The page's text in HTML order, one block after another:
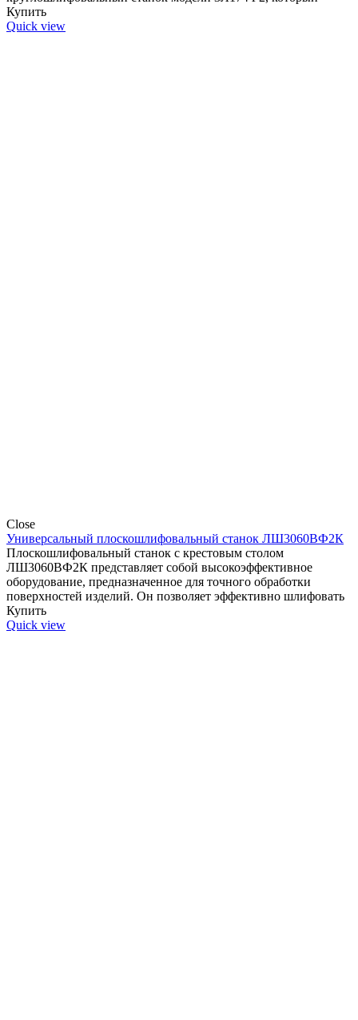
Купить
Quick view
Close
Универсальный плоскошлифовальный станок ЛШ3060ВФ2К
Плоскошлифовальный станок с крестовым столом
ЛШ3060ВФ2К представляет собой высокоэффективное
оборудование, предназначенное для точного обработки
поверхностей изделий. Он позволяет эффективно шлифовать
Купить
Quick view